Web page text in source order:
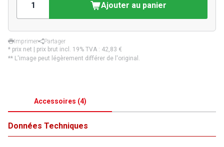
Ajouter au panier
Imprimer
Partager
* prix net | prix brut incl. 19% TVA : 42,83 €
** L'image peut légèrement différer de l'original.
Accessoires (4)
Données Techniques